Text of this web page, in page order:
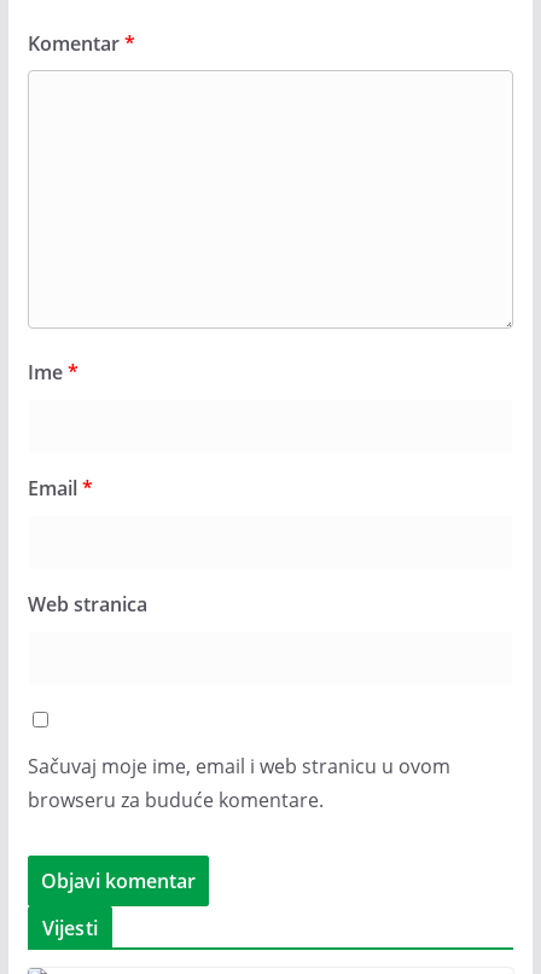
Komentar*
Ime*
Email*
Web stranica
Sačuvaj moje ime, email i web stranicu u ovom
browseru za buduće komentare.
Vijesti